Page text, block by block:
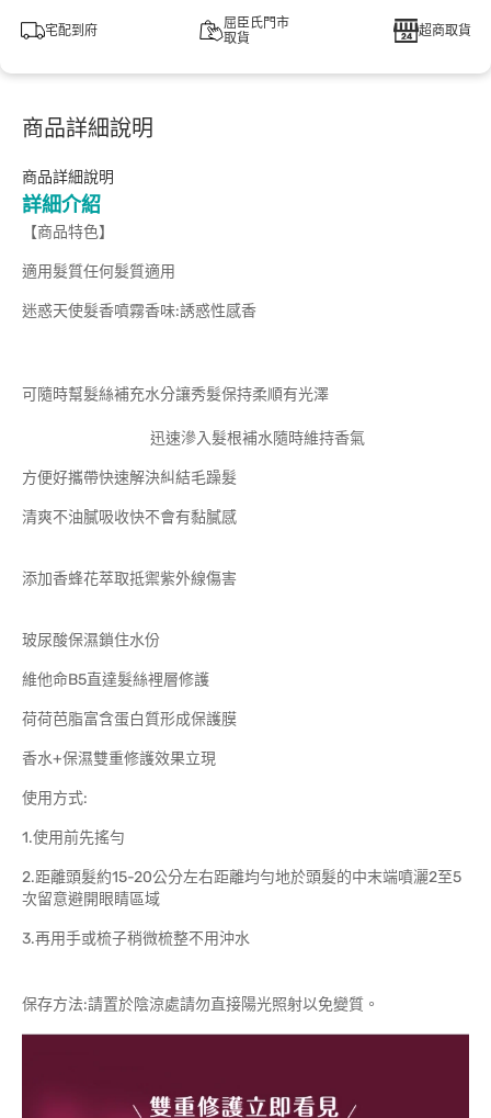
宅配到府
屈臣氏門市
取貨
超商取貨
商品詳細說明
商品詳細說明
詳細介紹
【商品特色】
適用髮質任何髮質適用
迷惑天使髮香噴霧香味:誘惑性感香
可隨時幫髮絲補充水分讓秀髮保持柔順有光澤
迅速滲入髮根補水隨時維持香氣
方便好攜帶快速解決糾結毛躁髮
清爽不油膩吸收快不會有黏膩感
添加香蜂花萃取抵禦紫外線傷害
玻尿酸保濕鎖住水份
維他命B5直達髮絲裡層修護
荷荷芭脂富含蛋白質形成保護膜
香水+保濕雙重修護效果立現
使用方式:
1.使用前先搖勻
2.距離頭髮約15-20公分左右距離均勻地於頭髮的中末端噴灑2至5
次留意避開眼睛區域
3.再用手或梳子稍微梳整不用沖水
保存方法:請置於陰涼處請勿直接陽光照射以免變質。